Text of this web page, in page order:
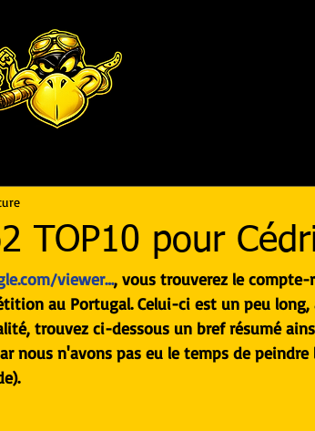
TOP10 pour
viewer…, vous trouverez le compte-
au Portugal. Celui-ci est un peu long,
trouvez ci-dessous un bref résumé
nous n'avons pas eu le temps de